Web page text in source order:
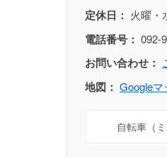
定休日： 火曜・
電話番号： 092-
お問い合わせ：
地図： Googleマ
自転車（